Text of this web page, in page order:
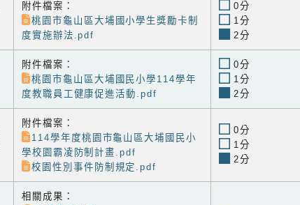
附件檔案：
桃園市龜山區大埔國小學生獎勵卡制
度實施辦法.pdf
0分
1分
2分
附件檔案：
桃園市龜山區大埔國民小學114學年
度教職員工健康促進活動.pdf
0分
1分
2分
附件檔案：
114學年度桃園市龜山區大埔國民小
學校園霸凌防制計畫.pdf
校園性別事件防制規定.pdf
0分
1分
2分
相關成果：